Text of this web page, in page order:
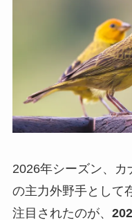
2026年シーズン、
の主力外野手として
注目されたのが、